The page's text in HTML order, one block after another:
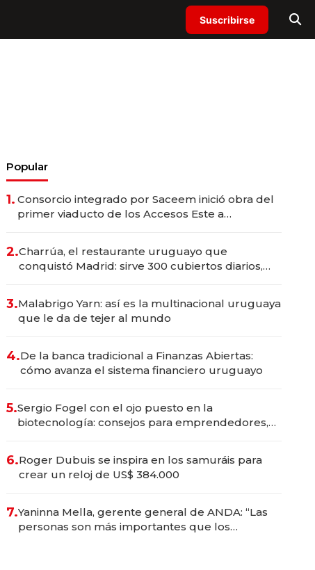
Suscribirse
Popular
1. Consorcio integrado por Saceem inició obra del
primer viaducto de los Accesos Este a
2.Charrúa, el restaurante uruguayo que
conquistó Madrid: sirve 300 cubiertos diarios,
3.Malabrigo Yarn: así es la multinacional uruguaya
que le da de tejer al mundo
4.De la banca tradicional a Finanzas Abiertas:
cómo avanza el sistema financiero uruguayo
5.Sergio Fogel con el ojo puesto en la
biotecnología: consejos para emprendedores,
6.Roger Dubuis se inspira en los samuráis para
crear un reloj de US$ 384.000
7.Yaninna Mella, gerente general de ANDA: “Las
personas son más importantes que los